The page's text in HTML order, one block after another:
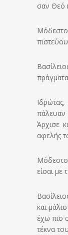
σαν Θεό
Άρχισε
αφελής
είσαι με
και
έχω πιο
τέκνα